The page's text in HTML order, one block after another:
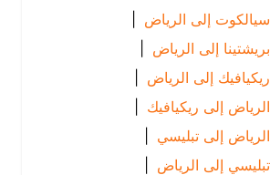
إلى الرياض
|
إلى الرياض
|
إلى الرياض
|
ريكيافيك |
إلى تبليسي |
إلى الرياض
|